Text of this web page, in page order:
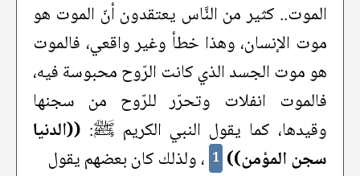
الموت.. كثير من النَّاس يعتقدون أنّ الموت هو
موت الإنسان، وهذا خطأ وغير واقعي، فالموت
هو موت الجسد الذي كانت الرّوح محبوسة فيه،
فالموت انفلات وتحرّر للرّوح من سجنها
وقيدها، كما يقول النبي الكريم ﷺ: ((الدنيا
سجن المؤمن)) 1 ، ولذلك كان بعضهم يقول